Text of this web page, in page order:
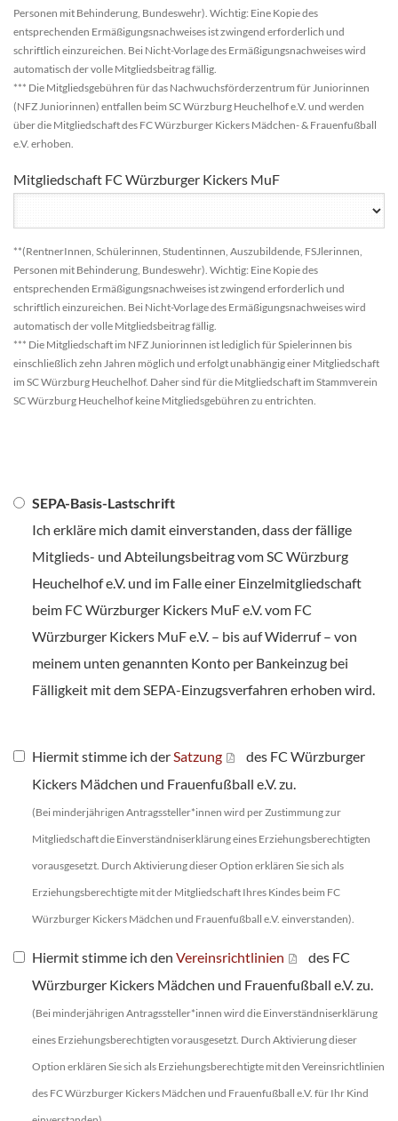
Personen mit Behinderung, Bundeswehr). Wichtig: Eine Kopie des
entsprechenden Ermäßigungsnachweises ist zwingend erforderlich und
schriftlich einzureichen. Bei Nicht-Vorlage des Ermäßigungsnachweises wird
automatisch der volle Mitgliedsbeitrag fällig.
*** Die Mitgliedsgebühren für das Nachwuchsförderzentrum für Juniorinnen
(NFZ Juniorinnen) entfallen beim SC Würzburg Heuchelhof e.V. und werden
über die Mitgliedschaft des FC Würzburger Kickers Mädchen- & Frauenfußball
e.V. erhoben.
Mitgliedschaft FC Würzburger Kickers MuF
**(RentnerInnen, Schülerinnen, Studentinnen, Auszubildende, FSJlerinnen,
Personen mit Behinderung, Bundeswehr). Wichtig: Eine Kopie des
entsprechenden Ermäßigungsnachweises ist zwingend erforderlich und
schriftlich einzureichen. Bei Nicht-Vorlage des Ermäßigungsnachweises wird
automatisch der volle Mitgliedsbeitrag fällig.
*** Die Mitgliedschaft im NFZ Juniorinnen ist lediglich für Spielerinnen bis
einschließlich zehn Jahren möglich und erfolgt unabhängig einer Mitgliedschaft
im SC Würzburg Heuchelhof. Daher sind für die Mitgliedschaft im Stammverein
SC Würzburg Heuchelhof keine Mitgliedsgebühren zu entrichten.
SEPA-Basis-Lastschrift
Ich erkläre mich damit einverstanden, dass der fällige
Mitglieds- und Abteilungsbeitrag vom SC Würzburg
Heuchelhof e.V. und im Falle einer Einzelmitgliedschaft
beim FC Würzburger Kickers MuF e.V. vom FC
Würzburger Kickers MuF e.V. – bis auf Widerruf – von
meinem unten genannten Konto per Bankeinzug bei
Fälligkeit mit dem SEPA-Einzugsverfahren erhoben wird.
Hiermit stimme ich derSatzung
des FC Würzburger
Kickers Mädchen und Frauenfußball e.V. zu.
(Bei minderjährigen Antragssteller*innen wird per Zustimmung zur
Mitgliedschaft die Einverständniserklärung eines Erziehungsberechtigten
vorausgesetzt. Durch Aktivierung dieser Option erklären Sie sich als
Erziehungsberechtigte mit der Mitgliedschaft Ihres Kindes beim FC
Würzburger Kickers Mädchen und Frauenfußball e.V. einverstanden).
Hiermit stimme ich den Vereinsrichtlinien
des FC
Würzburger Kickers Mädchen und Frauenfußball e.V. zu.
(Bei minderjährigen Antragssteller*innen wird die Einverständniserklärung
eines Erziehungsberechtigten vorausgesetzt. Durch Aktivierung dieser
Option erklären Sie sich als Erziehungsberechtigte mit den Vereinsrichtlinien
des FC Würzburger Kickers Mädchen und Frauenfußball e.V. für Ihr Kind